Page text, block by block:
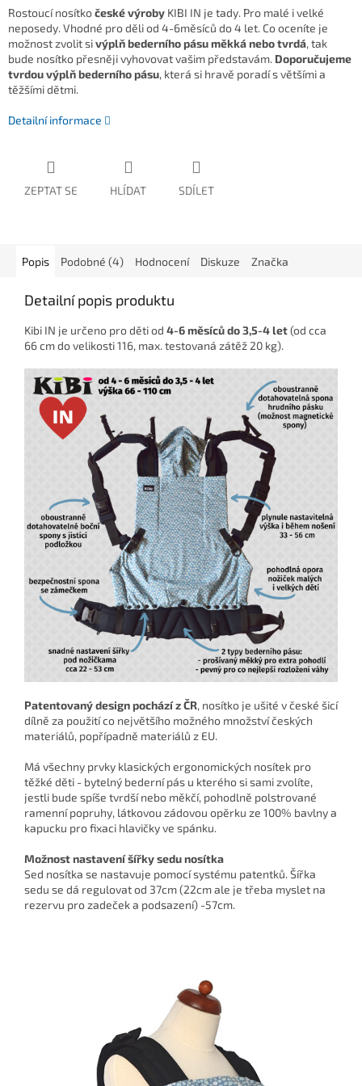
Rostoucí nosítkočeské výroby KIBI IN je tady. Pro malé i velké
neposedy. Vhodné pro děli od 4-6měsíců do 4 let. Co oceníte je
možnost zvolit sivýplň bederního pásu měkká nebo tvrdá, tak
bude nosítko přesněji vyhovovat vašim představám. Doporučujeme
tvrdou výplň bederního pásu, která si hravě poradí s většími a
těžšími dětmi.
Detailní informace
ZEPTAT SE HLÍDAT SDÍLET
Popis Podobné (4) Hodnocení Diskuze Značka
Detailní popis produktu
Kibi IN je určeno pro děti od 4-6 měsíců do 3,5-4 let(od cca
66 cm do velikosti 116, max. testovaná zátěž 20 kg).
Patentovaný design pochází z ČR, nosítko je ušité v české šicí
dílně za použití co největšího možného množství českých
materiálů, popřípadně materiálů z EU.
Má všechny prvky klasických ergonomických nosítek pro
těžké děti - bytelný bederní pás u kterého si sami zvolíte,
jestli bude spíše tvrdší nebo měkčí, pohodlně polstrované
ramenní popruhy, látkovou zádovou opěrku ze 100% bavlny a
kapucku pro fixaci hlavičky ve spánku.
Možnost nastavení šířky sedu nosítka
Sed nosítka se nastavuje pomocí systému patentků. Šířka
sedu se dá regulovat od 37cm (22cm ale je třeba myslet na
rezervu pro zadeček a podsazení) -57cm.